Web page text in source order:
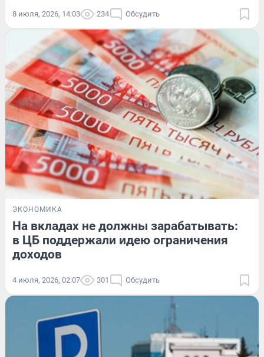
8 июля, 2026, 14:03 234 Обсудить
ЭКОНОМИКА
На вкладах не должны зарабатывать:
в ЦБ поддержали идею ограничения
доходов
4 июля, 2026, 02:07 301 Обсудить